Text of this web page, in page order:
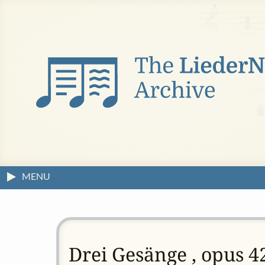
MENU
Drei Gesänge , opus